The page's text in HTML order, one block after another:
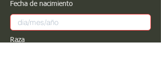
Fecha de nacimiento
Raza